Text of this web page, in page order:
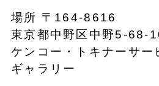
場所 〒164-8616
東京都中野区中野5-68-
ケンコー・トキナーサー
ギャラリー